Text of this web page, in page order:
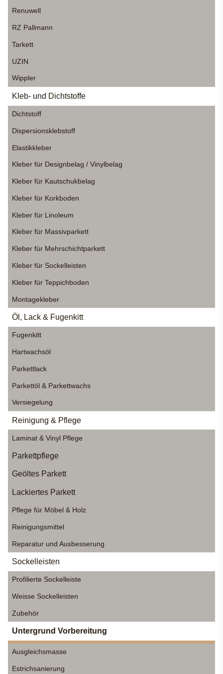
Renuwell
RZ Pallmann
Tarkett
UZIN
Wippler
Kleb- und Dichtstoffe
Dichtstoff
Dispersionsklebstoff
Elastikkleber
Kleber für Designbelag / Vinylbelag
Kleber für Kautschukbelag
Kleber für Korkboden
Kleber für Linoleum
Kleber für Massivparkett
Kleber für Mehrschichtparkett
Kleber für Sockelleisten
Kleber für Teppichboden
Montagekleber
Öl, Lack & Fugenkitt
Fugenkitt
Hartwachsöl
Parkettlack
Parkettöl & Parkettwachs
Versiegelung
Reinigung & Pflege
Laminat & Vinyl Pflege
Parkettpflege
Geöltes Parkett
Lackiertes Parkett
Pflege für Möbel & Holz
Reinigungsmittel
Reparatur und Ausbesserung
Sockelleisten
Profilierte Sockelleiste
Weisse Sockelleisten
Zubehör
Untergrund Vorbereitung
Ausgleichsmasse
Estrichsanierung